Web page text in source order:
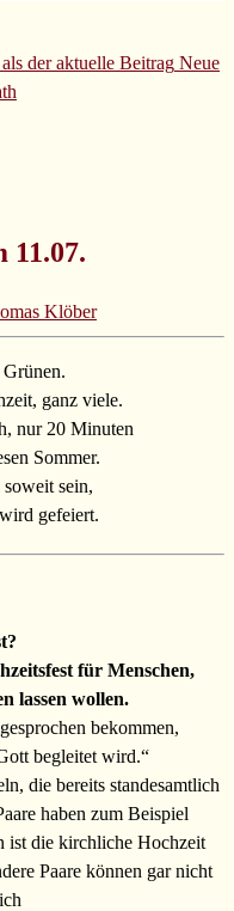
der aktuelle Beitrag Neue
11.07.
Klöber
ganz viele.
nur 20 Minuten
Sommer.
sein,
gefeiert.
für Menschen,
lassen wollen.
bekommen,
begleitet wird.“
die bereits standesamtlich
haben zum Beispiel
ist die kirchliche Hochzeit
Paare können gar nicht